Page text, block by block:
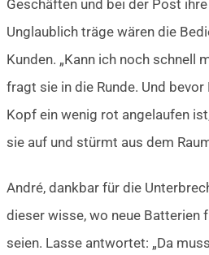
Geschäften und bei der Post
Unglaublich träge wären die
Kunden. „Kann ich noch schnell
fragt sie in die Runde. Und
Kopf ein wenig rot angelaufen
sie auf und stürmt aus dem
André, dankbar für die
dieser wisse, wo neue Batterien
seien. Lasse antwortet: „Da